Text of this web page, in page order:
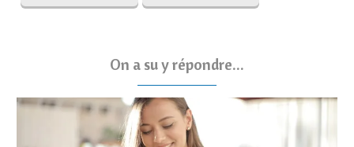
On a su y répondre...